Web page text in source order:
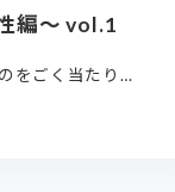
編～ vol.1
をごく当たり…